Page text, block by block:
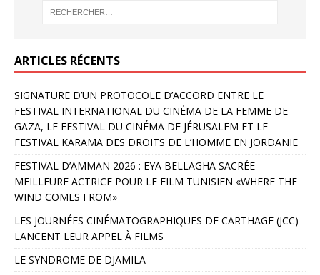
ARTICLES RÉCENTS
SIGNATURE D’UN PROTOCOLE D’ACCORD ENTRE LE
FESTIVAL INTERNATIONAL DU CINÉMA DE LA FEMME DE
GAZA, LE FESTIVAL DU CINÉMA DE JÉRUSALEM ET LE
FESTIVAL KARAMA DES DROITS DE L’HOMME EN JORDANIE
FESTIVAL D’AMMAN 2026 : EYA BELLAGHA SACRÉE
MEILLEURE ACTRICE POUR LE FILM TUNISIEN «WHERE THE
WIND COMES FROM»
LES JOURNÉES CINÉMATOGRAPHIQUES DE CARTHAGE (JCC)
LANCENT LEUR APPEL À FILMS
LE SYNDROME DE DJAMILA